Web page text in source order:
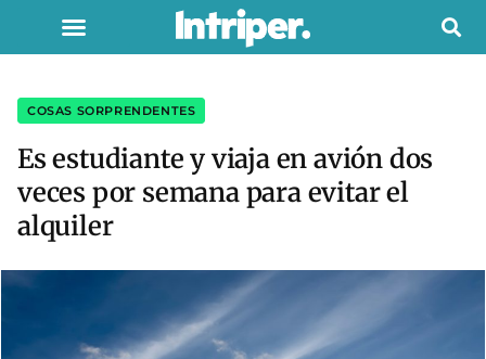
COSAS SORPRENDENTES
Es estudiante y viaja en avión dos
veces por semana para evitar el
alquiler